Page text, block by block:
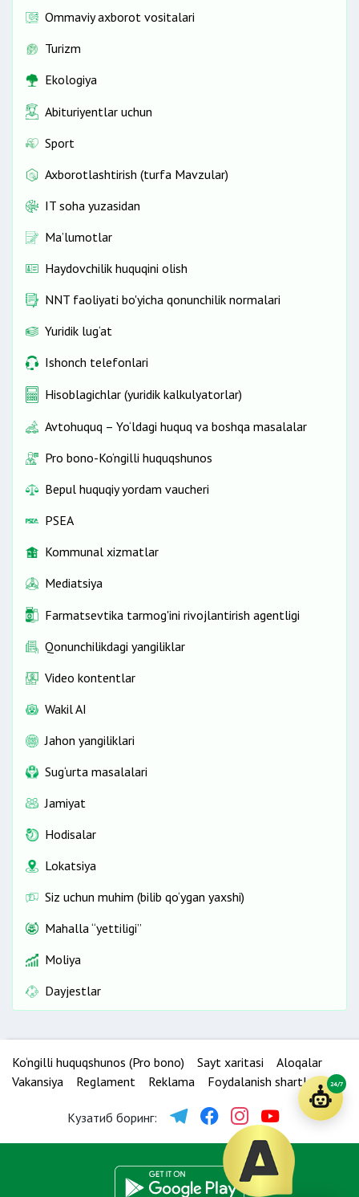
Ommaviy axborot vositalari
Turizm
Ekologiya
Abituriyentlar uchun
Sport
Axborotlashtirish (turfa Mavzular)
IT soha yuzasidan
Ma’lumotlar
Haydovchilik huquqini olish
NNT faoliyati bo'yicha qonunchilik normalari
Yuridik lug‘at
Ishonch telefonlari
Hisoblagichlar (yuridik kalkulyatorlar)
Avtohuquq – Yo‘ldagi huquq va boshqa masalalar
Pro bono-Ko‘ngilli huquqshunos
Bepul huquqiy yordam vaucheri
PSEA
Kommunal xizmatlar
Mediatsiya
Farmatsevtika tarmog'ini rivojlantirish agentligi
Qonunchilikdagi yangiliklar
Video kontentlar
Wakil AI
Jahon yangiliklari
Sug‘urta masalalari
Jamiyat
Hodisalar
Lokatsiya
Siz uchun muhim (bilib qo‘ygan yaxshi)
Mahalla “yettiligi”
Moliya
Dayjestlar
Ko‘ngilli huquqshunos (Pro bono) Sayt xaritasi
Aloqalar
Vakansiya
Reglament Reklama Foydalanish shartlari
Кузатиб боринг:
24/7